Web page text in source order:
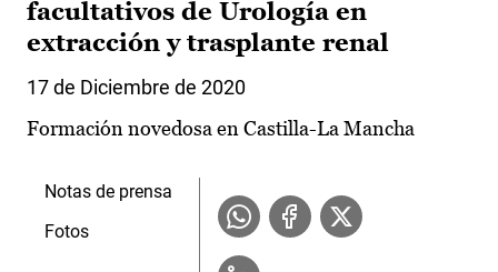
facultativos de Urología en
extracción y trasplante renal
17 de Diciembre de 2020
Formación novedosa en Castilla-La Mancha
Notas de prensa
Fotos